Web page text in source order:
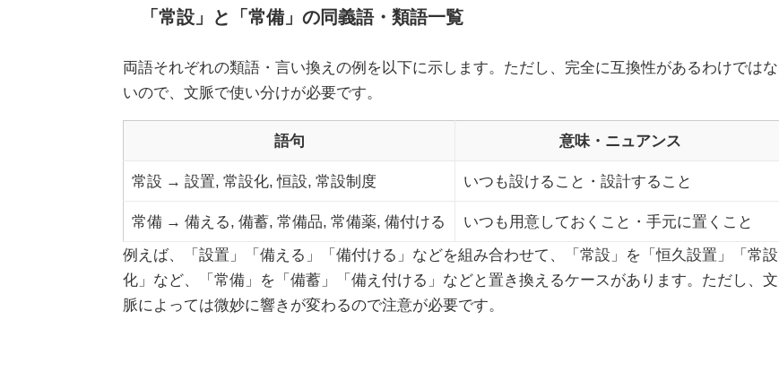
「常設」と「常備」の同義語・類語一覧
両語それぞれの類語・言い換えの例を以下に示します。ただし、完全に互換性があるわけではな
いので、文脈で使い分けが必要です。
語句 意味・ニュアンス
常設 → 設置, 常設化, 恒設, 常設制度 いつも設けること・設計すること
常備 → 備える, 備蓄, 常備品, 常備薬, 備付ける いつも用意しておくこと・手元に置くこと
例えば、「設置」「備える」「備付ける」などを組み合わせて、「常設」を「恒久設置」「常設
化」など、「常備」を「備蓄」「備え付ける」などと置き換えるケースがあります。ただし、文
脈によっては微妙に響きが変わるので注意が必要です。